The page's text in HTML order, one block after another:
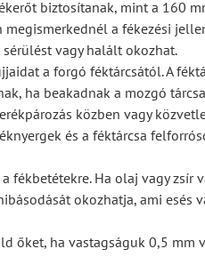
biztosítanak, mint a 160
a fékezési
vagy halált okozhat.
a forgó féktárcsától. A
ha beakadnak a mozgó
közben vagy
és a féktárcsa
fékbetétekre. Ha olaj vagy zsír
okozhatja, ami esés
őket, ha vastagságuk 0,5 mm